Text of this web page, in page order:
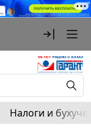
Налоги и